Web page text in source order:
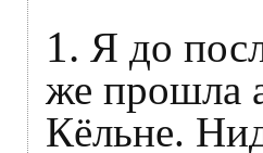
1. Я до
же прошла
Кёльне.